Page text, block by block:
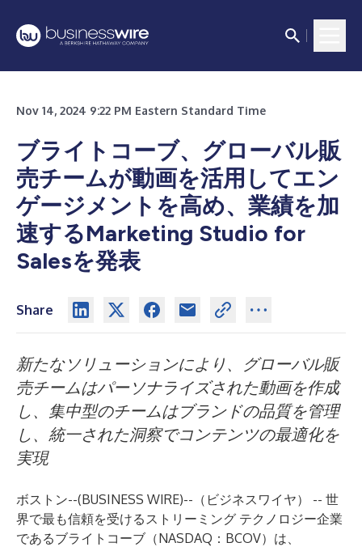
Nov 14, 2024 9:22 PM Eastern Standard Time
ブライトコーブ、グローバル販
売チームが動画を活用してエン
ゲージメントを高め、業績を加
速するMarketing Studio for
Salesを発表
Share
新たなソリューションにより、グローバル販
売チームはパーソナライズされた動画を作成
し、集中型のチームはブランドの品質を管理
し、統一された洞察でコンテンツの最適化を
実現
ボストン--(BUSINESS WIRE)-- （ビジネスワイヤ） -- 世
界で最も信頼を受けるストリーミング テクノロジー企業
であるブライトコーブ（NASDAQ：BCOV）は、